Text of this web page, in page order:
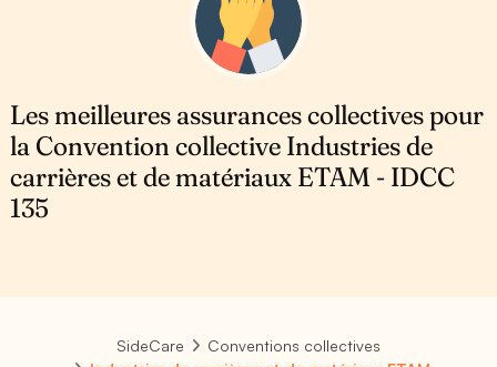
Les meilleures assurances collectives pour
la Convention collective Industries de
carrières et de matériaux ETAM - IDCC
135
SideCare
Conventions collectives